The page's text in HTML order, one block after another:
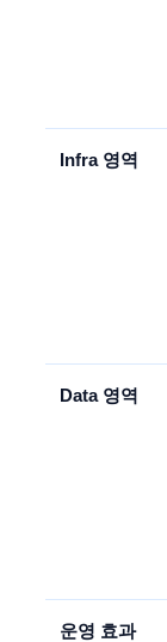
Infra 영역
Data 영역
운영 효과